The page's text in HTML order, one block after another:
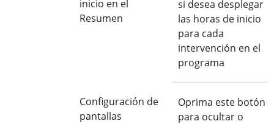
inicio en el
Resumen
si desea desplegar
las horas de inicio
para cada
intervención en el
programa
Configuración de
pantallas
Oprima este botón
para ocultar o